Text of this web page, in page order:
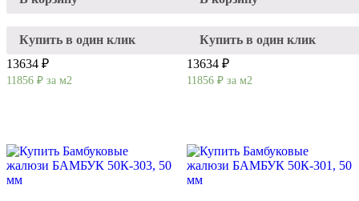
Купить в один клик
13634 ₽
11856 ₽ за м2
Купить в один клик
13634 ₽
11856 ₽ за м2